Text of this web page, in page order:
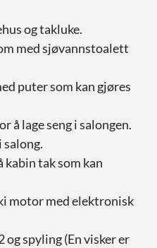
og takluke.
med sjøvannstoalett
puter som kan gjøres
å lage seng i salongen.
salong.
kabin tak som kan
motor med elektronisk
og spyling (En visker er